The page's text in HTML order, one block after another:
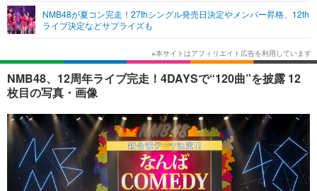
ショッピング その他
エンタメTOP
韓国・芸能
音楽 スポーツ
ショッピング その他
ライフ
ライフTOP グルメ
ペット ショッピング
その他
リリース一覧
プッシュ通知の停止方法
NMB48が夏コン完走！27thシングル発売日決定やメンバー昇格、12th
ライブ決定などサプライズも
NMB48、12周年ライブ完走！4DAYSで“120曲”を披露 12
枚目の写真・画像